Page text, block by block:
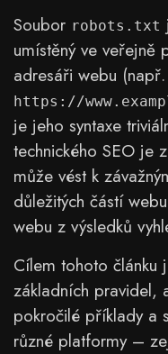
Soubor robots.txt
umístěný ve veřejně
adresáři webu (např.
https://
je jeho syntaxe
technického SEO je
může vést k
důležitých částí
webu z výsledků
Cílem tohoto článku
základních pravidel,
pokročilé příklady a
různé platformy –